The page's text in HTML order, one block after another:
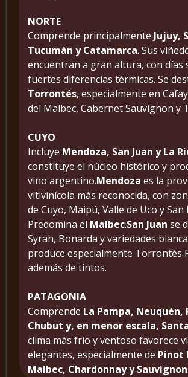
NORTE
Comprende principalmente Jujuy,
Tucumán y Catamarca. Sus
encuentran a gran altura, con días
fuertes diferencias térmicas. Se
Torrontés, especialmente en
del Malbec, Cabernet Sauvignon y
CUYO
Incluye Mendoza, San Juan y La
constituye el núcleo histórico y
vino argentino.Mendoza es la
vitivinícola más reconocida, con
de Cuyo, Maipú, Valle de Uco y San
Predomina el Malbec.San Juan se
Syrah, Bonarda y variedades
produce especialmente Torrontés
además de tintos.
PATAGONIA
Comprende La Pampa, Neuquén,
Chubut y, en menor escala,
clima más frío y ventoso favorece
elegantes, especialmente de Pinot
Malbec, Chardonnay y